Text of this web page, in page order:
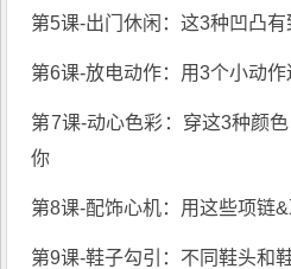
第5课-出门休闲：这3种凹凸
第6课-放电动作：用3个小动
第7课-动心色彩：穿这3种颜
你
第8课-配饰心机：用这些项链
第9课-鞋子勾引：不同鞋头和